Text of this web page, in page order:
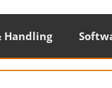
Handling